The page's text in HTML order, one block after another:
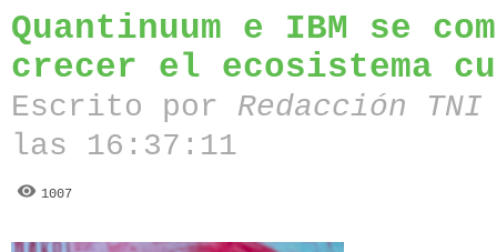
Quantinuum e IBM se
crecer el ecosistema
Escrito por Redacción
las 16:37:11
1007